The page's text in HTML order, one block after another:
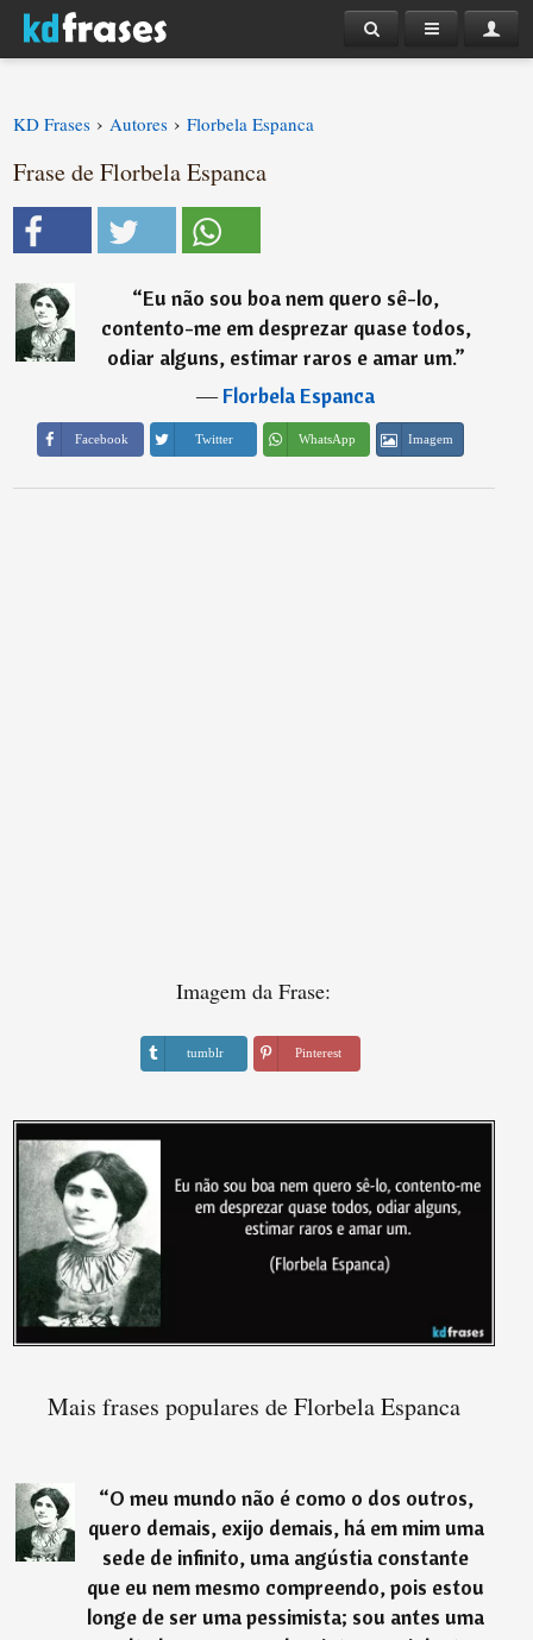
KD Frases › Autores › Florbela Espanca
Frase de Florbela Espanca
“Eu não sou boa nem quero sê-lo,
contento-me em desprezar quase todos,
odiar alguns, estimar raros e amar um.”
―Florbela Espanca
Facebook Twitter WhatsApp Imagem
Imagem da Frase:
tumblr Pinterest
Mais frases populares de Florbela Espanca
“O meu mundo não é como o dos outros,
quero demais, exijo demais, há em mim uma
sede de infinito, uma angústia constante
que eu nem mesmo compreendo, pois estou
longe de ser uma pessimista; sou antes uma